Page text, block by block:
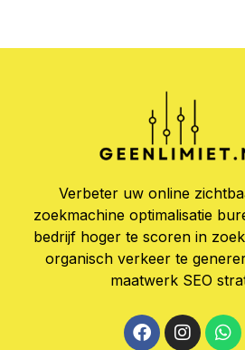
Verbeter uw online
zoekmachine optimalisatie
bedrijf hoger te scoren in
organisch verkeer te
maatwerk SEO